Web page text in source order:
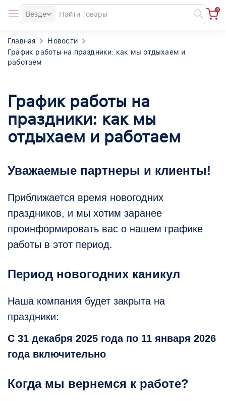
Везде
0
Главная
Новости
График работы на праздники: как мы отдыхаем и
работаем
График работы на
праздники: как мы
отдыхаем и работаем
Уважаемые партнеры и клиенты!
Приближается время новогодних
праздников, и мы хотим заранее
проинформировать вас о нашем графике
работы в этот период.
Период новогодних каникул
Наша компания будет закрыта на
праздники:
С 31 декабря 2025 года по 11 января 2026
года включительно
Когда мы вернемся к работе?